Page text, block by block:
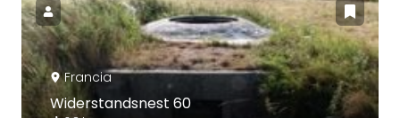
Francia
Widerstandsnest 60